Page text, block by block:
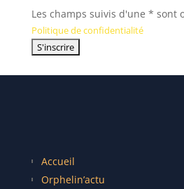
Les champs suivis d'une * sont
Politique de confidentialité
Accueil
Orphelin’actu